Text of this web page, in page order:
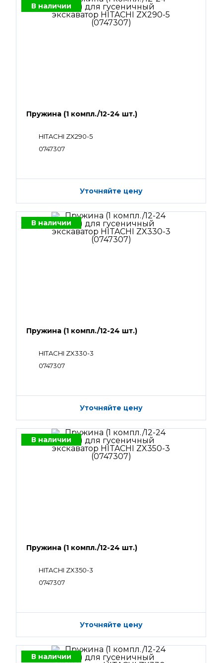
В наличии
Пружина (1 компл./12-24 шт.)
HITACHI ZX290-5
0747307
Уточняйте цену
В наличии
Пружина (1 компл./12-24 шт.)
HITACHI ZX330-3
0747307
Уточняйте цену
В наличии
Пружина (1 компл./12-24 шт.)
HITACHI ZX350-3
0747307
Уточняйте цену
В наличии